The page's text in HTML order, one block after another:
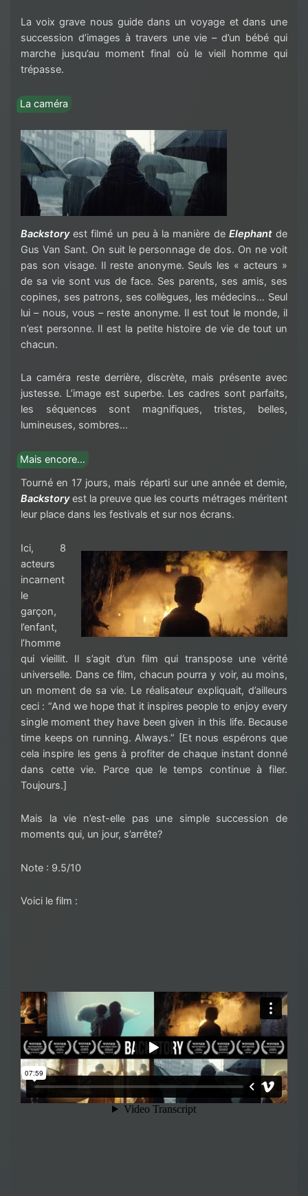
La voix grave nous guide dans un voyage et dans une
succession d’images à travers une vie – d’un bébé qui
marche jusqu’au moment final où le vieil homme qui
trépasse.
La caméra
Backstoryest filmé un peu à la manière de Elephantde
Gus Van Sant. On suit le personnage de dos. On ne voit
pas son visage. Il reste anonyme. Seuls les « acteurs »
de sa vie sont vus de face. Ses parents, ses amis, ses
copines, ses patrons, ses collègues, les médecins… Seul
lui – nous, vous – reste anonyme. Il est tout le monde, il
n’est personne. Il est la petite histoire de vie de tout un
chacun.
La caméra reste derrière, discrète, mais présente avec
justesse. L’image est superbe. Les cadres sont parfaits,
les séquences sont magnifiques, tristes, belles,
lumineuses, sombres…
Mais encore…
Tourné en 17 jours, mais réparti sur une année et demie,
Backstoryest la preuve que les courts métrages méritent
leur place dans les festivals et sur nos écrans.
Ici, 8
acteurs
incarnent
le
garçon,
l’enfant,
l’homme
qui vieillit. Il s’agit d’un film qui transpose une vérité
universelle. Dans ce film, chacun pourra y voir, au moins,
un moment de sa vie. Le réalisateur expliquait, d’ailleurs
ceci : “And we hope that it inspires people to enjoy every
single moment they have been given in this life. Because
time keeps on running. Always.” [Et nous espérons que
cela inspire les gens à profiter de chaque instant donné
dans cette vie. Parce que le temps continue à filer.
Toujours.]
Mais la vie n’est-elle pas une simple succession de
moments qui, un jour, s’arrête?
Note : 9.5/10
Voici le film :